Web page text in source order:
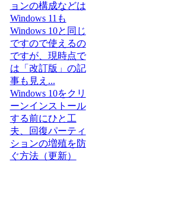
ョンの構成などは
Windows 11も
Windows 10と同じ
ですので使えるの
ですが、現時点で
は「改訂版」の記
事も見え...
Windows 10をクリ
ーンインストール
する前にひと工
夫、回復パーティ
ションの増殖を防
ぐ方法（更新）